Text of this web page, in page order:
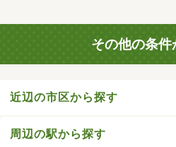
その他の条件
近辺の市区から探す
周辺の駅から探す